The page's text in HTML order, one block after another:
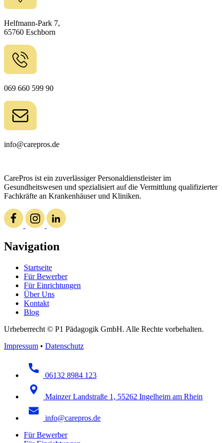
Helfmann-Park 7,
65760 Eschborn
069 660 599 90
info@carepros.de
CarePros ist ein zuverlässiger Personaldienstleister im
Gesundheitswesen und spezialisiert auf die Vermittlung qualifizierter
Fachkräfte an Krankenhäuser und Kliniken.
Navigation
Startseite
Für Bewerber
Für Einrichtungen
Über Uns
Kontakt
Blog
Urheberrecht © P1 Pädagogik GmbH. Alle Rechte vorbehalten.
Impressum • Datenschutz
06132 8984 123
Mainzer Landstraße 1, 55262 Ingelheim am Rhein
info@carepros.de
Für Bewerber